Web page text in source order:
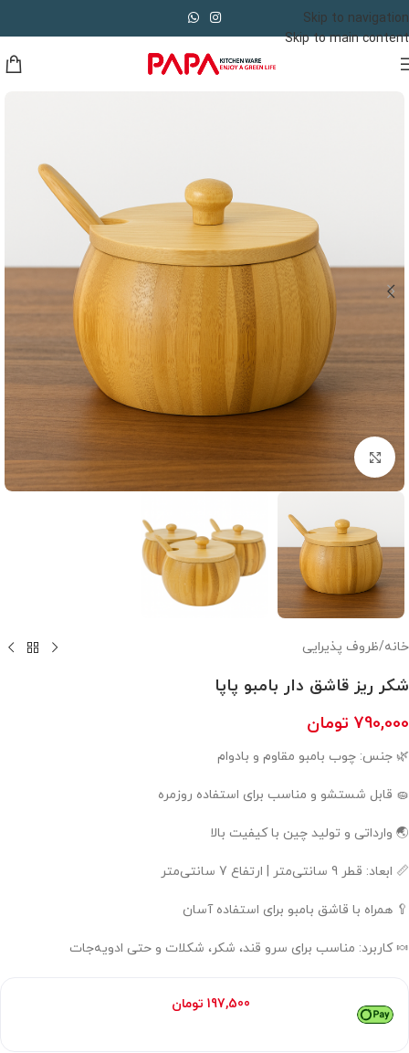
Skip to navigation
Skip to main content
بزرگنمایی تصویر
خانه/ظروف پذیرایی
شکر ریز قاشق دار بامبو پاپا
790,000 تومان
🌿 جنس: چوب بامبو مقاوم و بادوام
🧽 قابل شستشو و مناسب برای استفاده روزمره
🌏 وارداتی و تولید چین با کیفیت بالا
📏 ابعاد: قطر 9 سانتی‌متر | ارتفاع 7 سانتی‌متر
🥄 همراه با قاشق بامبو برای استفاده آسان
🍬 کاربرد: مناسب برای سرو قند، شکر، شکلات و حتی ادویه‌جات
197,500 تومان